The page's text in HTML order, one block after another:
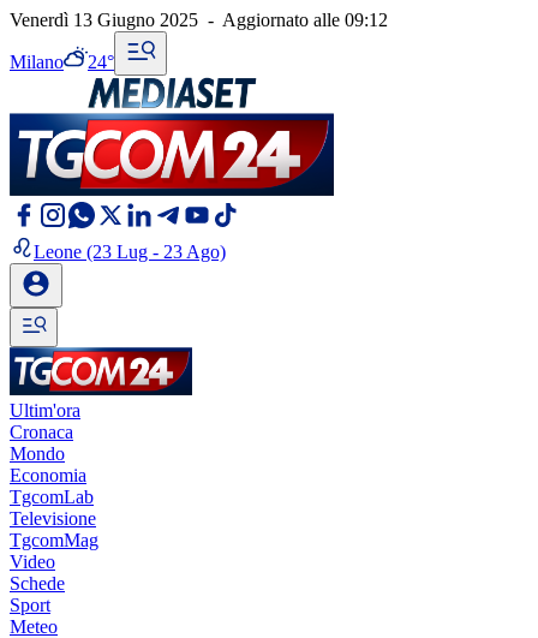
Venerdì 13 Giugno 2025 - Aggiornato alle 09:12
Milano 24°
Leone (23 Lug - 23 Ago)
Ultim'ora
Cronaca
Mondo
Economia
TgcomLab
Televisione
TgcomMag
Video
Schede
Sport
Meteo